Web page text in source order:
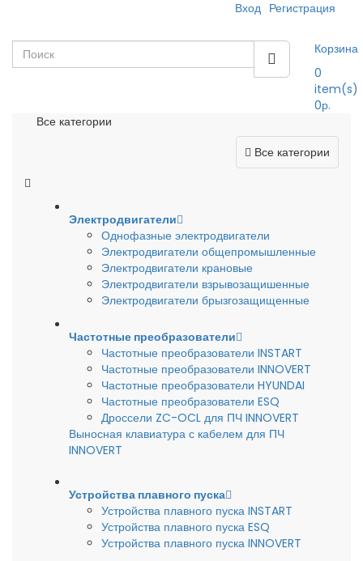
Вход Регистрация
Корзина
0
item(s)
0р.
Все категории
Все категории
Электродвигатели
Однофазные электродвигатели
Электродвигатели общепромышленные
Электродвигатели крановые
Электродвигатели взрывозащишенные
Электродвигатели брызгозащищенные
Частотные преобразователи
Частотные преобразователи INSTART
Частотные преобразователи INNOVERT
Частотные преобразователи HYUNDAI
Частотные преобразователи ESQ
Дроссели ZC-OCL для ПЧ INNOVERT
Выносная клавиатура с кабелем для ПЧ
INNOVERT
Устройства плавного пуска
Устройства плавного пуска INSTART
Устройства плавного пуска ESQ
Устройства плавного пуска INNOVERT